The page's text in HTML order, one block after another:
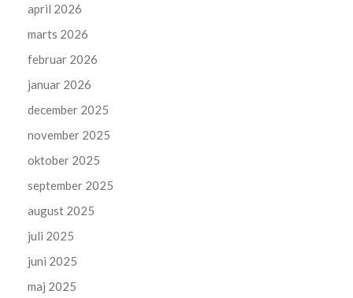
april 2026
marts 2026
februar 2026
januar 2026
december 2025
november 2025
oktober 2025
september 2025
august 2025
juli 2025
juni 2025
maj 2025